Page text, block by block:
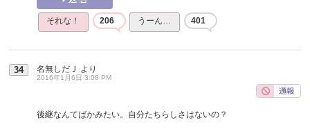
それな！ 206 うーん… 401
34 名無しだＪ より
2016年1月6日 3:08 PM
後継なんてばかみたい。自分たちらしさはないの？